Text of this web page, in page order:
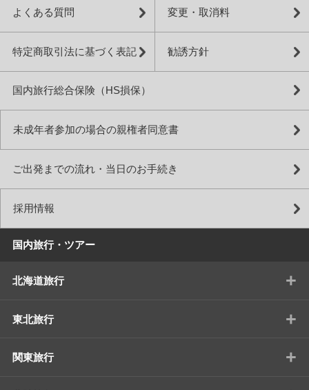
よくある質問 変更・取消料
特定商取引法に基づく表記 勧誘方針
国内旅行総合保険（HS損保）
未成年者参加の場合の親権者同意書
ご出発までの流れ・当日のお手続き
採用情報
国内旅行・ツアー
北海道旅行 +
東北旅行 +
関東旅行 +